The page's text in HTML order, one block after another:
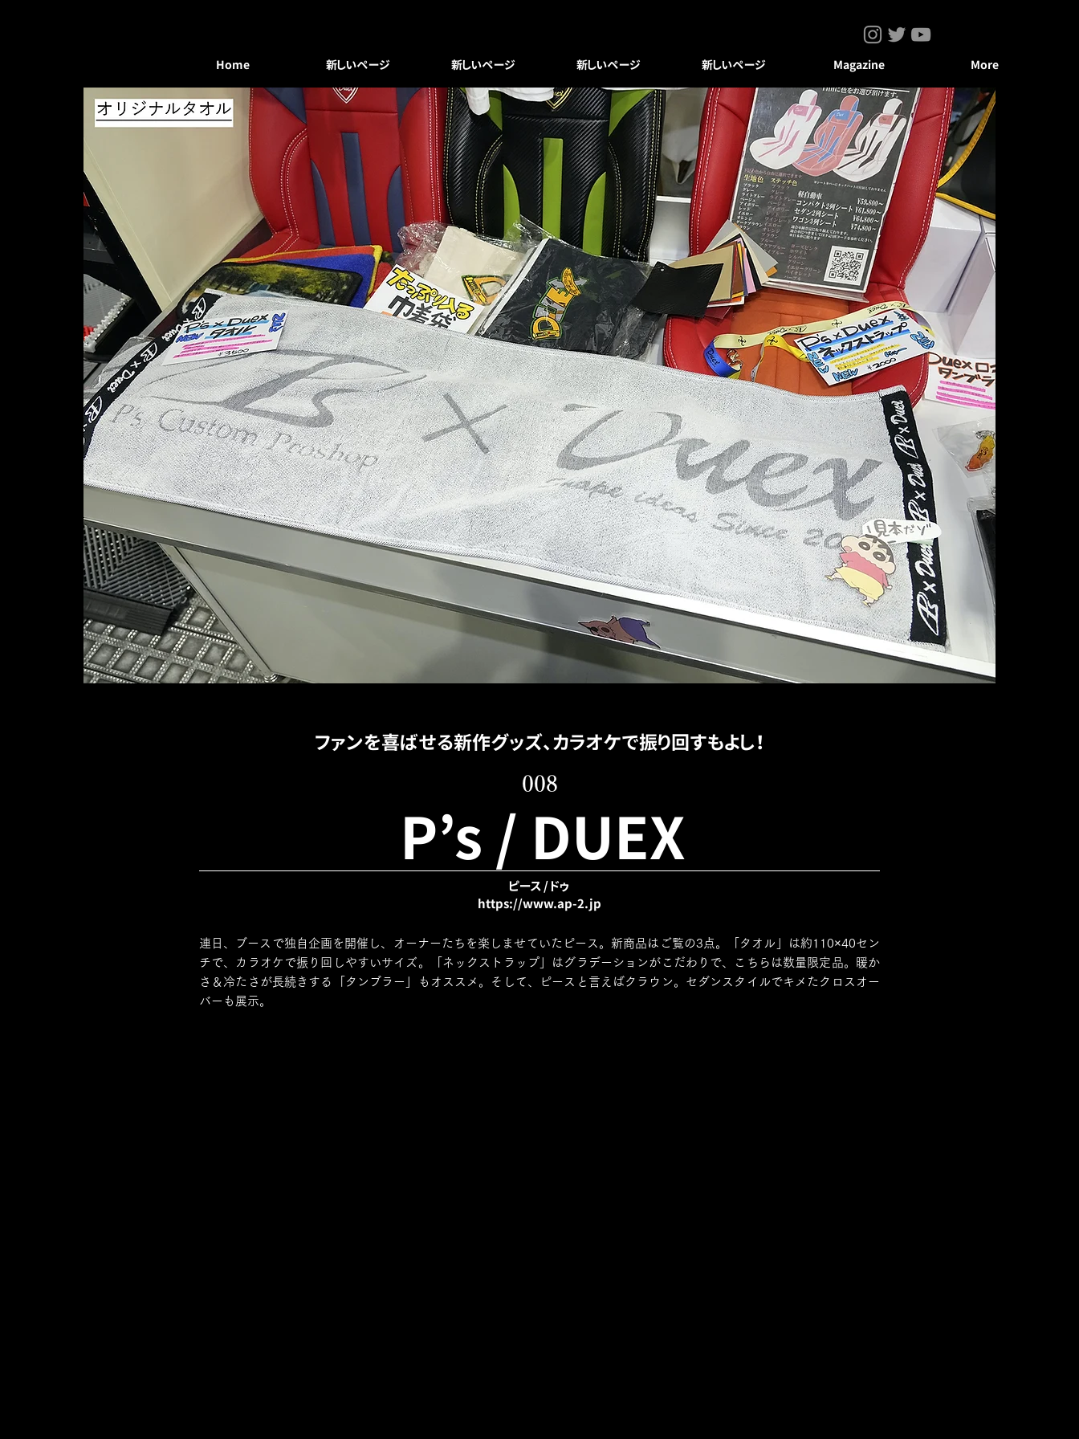
Home 新しいページ 新しいページ 新しいページ 新しいページ Magazine More
ファンを喜ばせる新作グッズ、カラオケで振り回すもよし！
008
P’s / DUEX
ピース / ドゥ
https://www.ap-2.jp
連日、ブースで独自企画を開催し、オーナーたちを楽しませていたピース。新商品はご覧の3点。「タオル」は約110×40セン
チで、カラオケで振り回しやすいサイズ。「ネックストラップ」はグラデーションがこだわりで、こちらは数量限定品。暖か
さ＆冷たさが長続きする「タンブラー」もオススメ。そして、ピースと言えばクラウン。セダンスタイルでキメたクロスオー
バーも展示。